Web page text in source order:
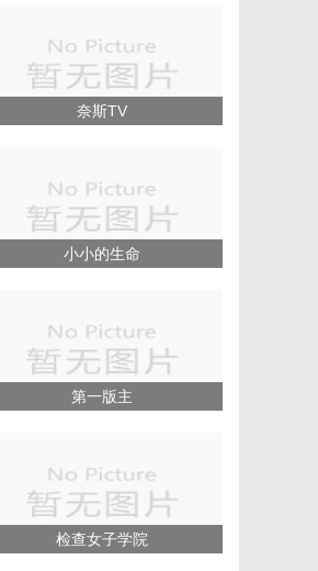
奈斯TV
小小的生命
第一版主
检查女子学院